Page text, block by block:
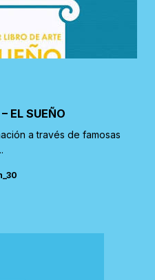
EL SUEÑO
a través de famosas